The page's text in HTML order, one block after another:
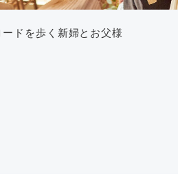
ドを歩く新婦とお父様